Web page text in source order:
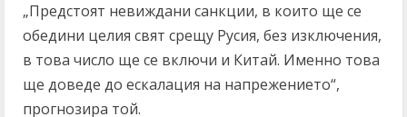
„Предстоят невиждани санкции, в които ще се
обедини целия свят срещу Русия, без изключения,
в това число ще се включи и Китай. Именно това
ще доведе до ескалация на напрежението“,
прогнозира той.